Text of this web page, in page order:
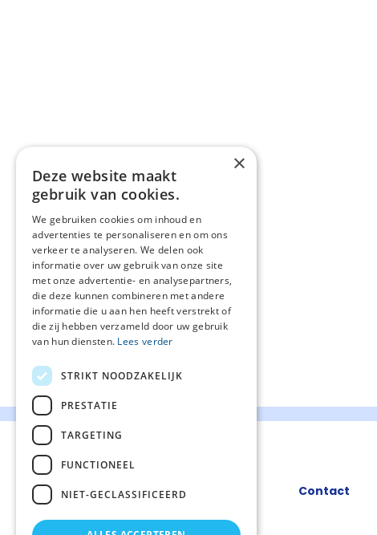
Contact
×
Deze website maakt
gebruik van cookies.
We gebruiken cookies om inhoud en
advertenties te personaliseren en om ons
verkeer te analyseren. We delen ook
informatie over uw gebruik van onze site
met onze advertentie- en analysepartners,
die deze kunnen combineren met andere
informatie die u aan hen heeft verstrekt of
die zij hebben verzameld door uw gebruik
van hun diensten. Lees verder
STRIKT NOODZAKELIJK
PRESTATIE
TARGETING
FUNCTIONEEL
NIET-GECLASSIFICEERD